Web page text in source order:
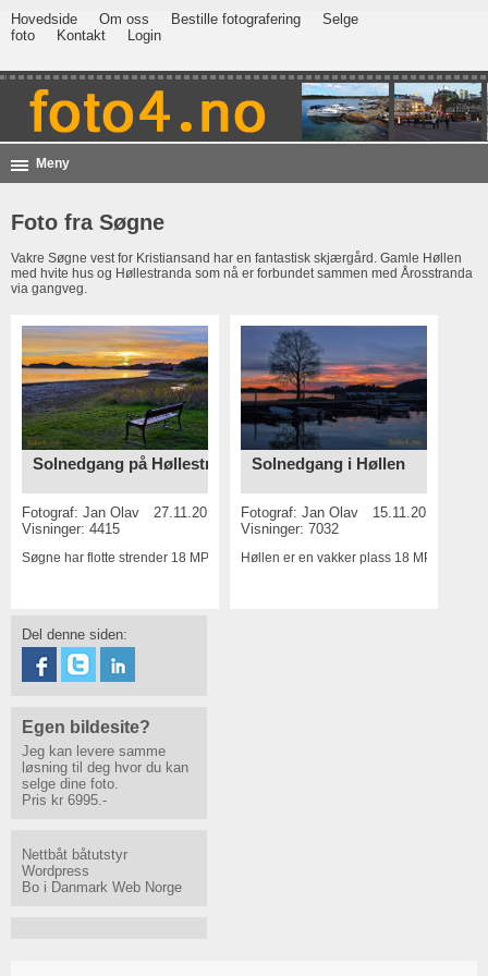
Hovedside Om oss Bestille fotografering
Selge
foto
Kontakt Login
Meny
Foto fra Søgne
Vakre Søgne vest for Kristiansand har en fantastisk skjærgård. Gamle Høllen
med hvite hus og Høllestranda som nå er forbundet sammen med Årosstranda
via gangveg.
Solnedgang på Høllestranda
Fotograf: Jan Olav
27.11.2015
Visninger: 4415
Søgne har flotte strender 18 MP
Solnedgang i Høllen
Fotograf:Jan Olav
15.11.2015
Visninger: 7032
Høllen er en vakker plass 18 MP
Del denne siden:
Egen bildesite?
Jeg kan levere samme
løsning til deg hvor du kan
selge dine foto.
Pris kr 6995.-
Nettbåt båtutstyr
Wordpress
Bo i Danmark Web Norge